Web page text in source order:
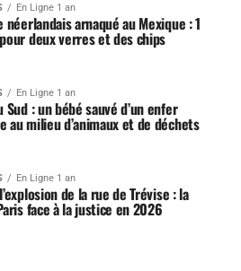
En Ligne 1 an
arnaqué au Mexique : 1
deux verres et des chips
En Ligne 1 an
Sud : un bébé sauvé d’un enfer
au milieu d’animaux et de déchets
En Ligne 1 an
de la rue de Trévise : la
face à la justice en 2026